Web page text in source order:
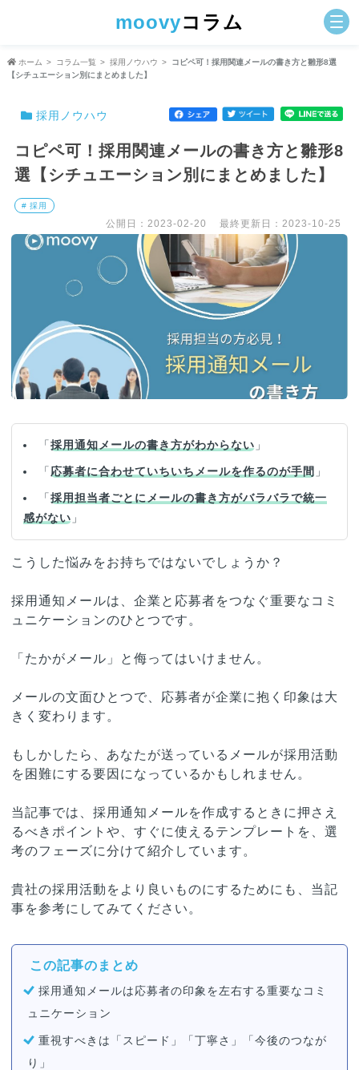
moovyコラム
ホーム コラム一覧 採用ノウハウ
コピペ可！採用関連メールの書き方と雛形8選
【シチュエーション別にまとめました】
採用ノウハウ
コピペ可！採用関連メールの書き方と雛形8
選【シチュエーション別にまとめました】
# 採用
公開日：2023-02-20 最終更新日：2023-10-25
「採用通知メールの書き方がわからない 」
「 応募者に合わせていちいちメールを作るのが手間 」
「採用担当者ごとにメールの書き方がバラバラで統一
感がない 」
こうした悩みをお持ちではないでしょうか？
採用通知メールは、企業と応募者をつなぐ重要なコミ
ュニケーションのひとつです。
「たかがメール」と侮ってはいけません。
メールの文面ひとつで、応募者が企業に抱く印象は大
きく変わります。
もしかしたら、あなたが送っているメールが採用活動
を困難にする要因になっているかもしれません。
当記事では、採用通知メールを作成するときに押さえ
るべきポイントや、すぐに使えるテンプレートを、選
考のフェーズに分けて紹介しています。
貴社の採用活動をより良いものにするためにも、当記
事を参考にしてみてください。
この記事のまとめ
採用通知メールは応募者の印象を左右する重要なコミ
ュニケーション
重視すべきは「スピード」「丁寧さ」「今後のつなが
り」